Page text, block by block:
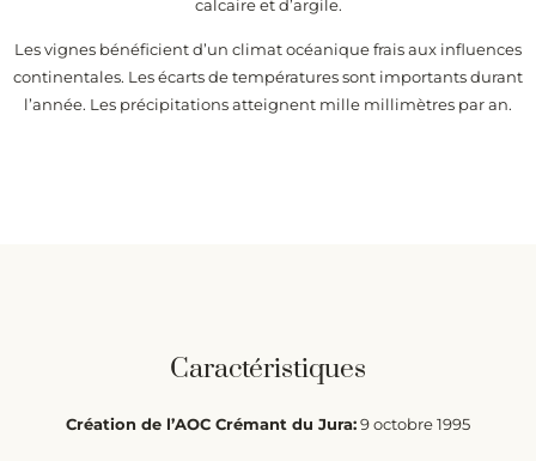
calcaire et d’argile.
Les vignes bénéficient d’un climat océanique frais aux influences
continentales. Les écarts de températures sont importants durant
l’année. Les précipitations atteignent mille millimètres par an.
Caractéristiques
Création de l’AOC Crémant du Jura:9 octobre 1995